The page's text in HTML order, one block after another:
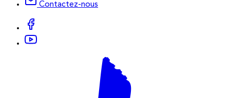
Contactez-nous